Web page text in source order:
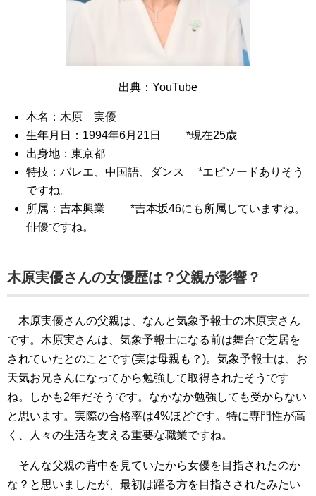
出典：YouTube
本名：木原 実優
生年月日：1994年6月21日 *現在25歳
出身地：東京都
特技：バレエ、中国語、ダンス *エピソードありそう
ですね。
所属：吉本興業 *吉本坂46にも所属していますね。
俳優ですね。
木原実優さんの女優歴は？父親が影響？
木原実優さんの父親は、なんと気象予報士の木原実さん
です。木原実さんは、気象予報士になる前は舞台で芝居を
されていたとのことです(実は母親も？)。気象予報士は、お
天気お兄さんになってから勉強して取得されたそうです
ね。しかも2年だそうです。なかなか勉強しても受からない
と思います。実際の合格率は4%ほどです。特に専門性が高
く、人々の生活を支える重要な職業ですね。
そんな父親の背中を見ていたから女優を目指されたのか
な？と思いましたが、最初は躍る方を目指さされたみたい